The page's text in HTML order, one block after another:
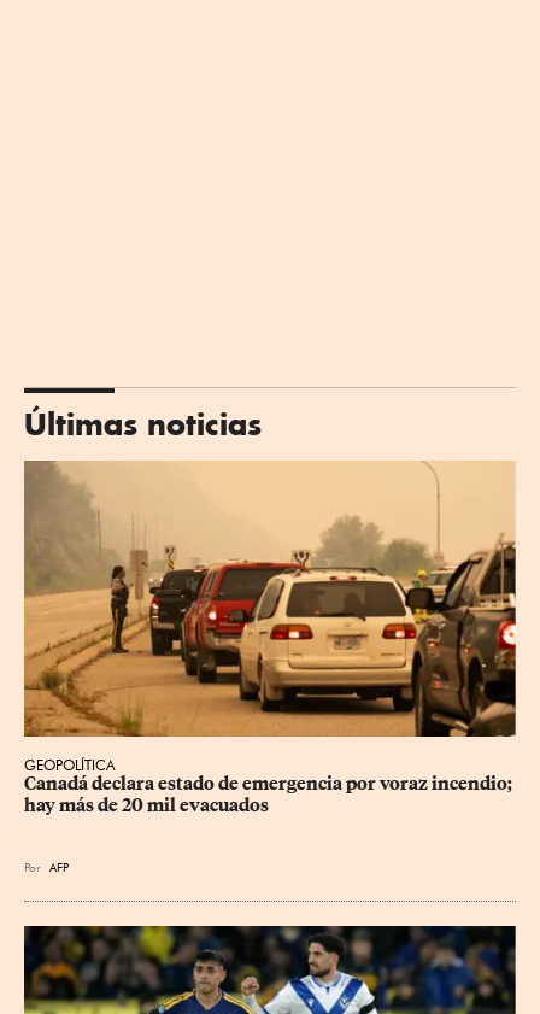
Últimas noticias
GEOPOLÍTICA
Canadá declara estado de emergencia por voraz incendio;
hay más de 20 mil evacuados
Por AFP